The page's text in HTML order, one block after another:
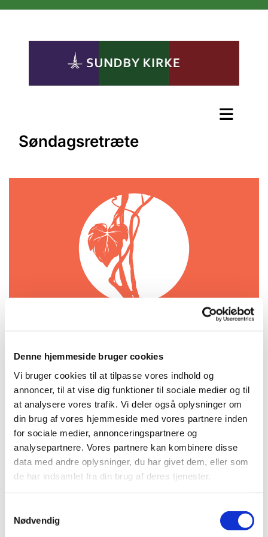
Denne hjemmeside bruger cookies
Vi bruger cookies til at tilpasse vores indhold og
annoncer, til at vise dig funktioner til sociale medier og til
at analysere vores trafik. Vi deler også oplysninger om
din brug af vores hjemmeside med vores partnere inden
for sociale medier, annonceringspartnere og
analysepartnere. Vores partnere kan kombinere disse
data med andre oplysninger, du har givet dem, eller som
de har indsamlet fra din brug af deres tjenester.
Nødvendig
Søndagsretræte
Søndag 21. marts 2027, kl. 18:00 -
21:00
Kirken, Amagerbrogade 71, 2300
København S
gratis